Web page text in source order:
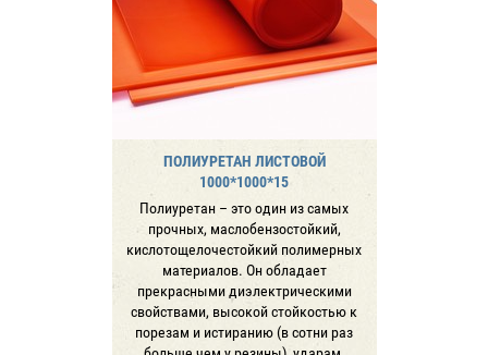
ПОЛИУРЕТАН ЛИСТОВОЙ
1000*1000*15
Полиуретан – это один из самых
прочных, маслобензостойкий,
кислотощелочестойкий полимерных
материалов. Он обладает
прекрасными диэлектрическими
свойствами, высокой стойкостью к
порезам и истиранию (в сотни раз